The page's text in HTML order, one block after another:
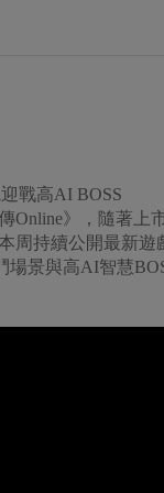
戰高AI BOSS
Online》，隨著上
周持續公開最新
景與高AI智慧